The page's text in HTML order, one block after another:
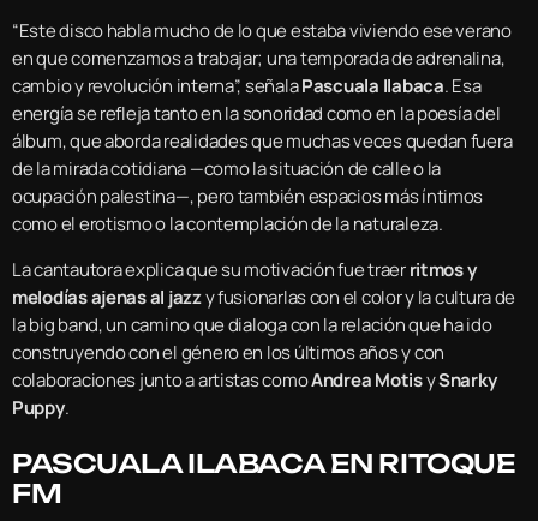
“Este disco habla mucho de lo que estaba viviendo ese verano
en que comenzamos a trabajar; una temporada de adrenalina,
cambio y revolución interna”, señalaPascuala Ilabaca. Esa
energía se refleja tanto en la sonoridad como en la poesía del
álbum, que aborda realidades que muchas veces quedan fuera
de la mirada cotidiana —como la situación de calle o la
ocupación palestina—, pero también espacios más íntimos
como el erotismo o la contemplación de la naturaleza.
La cantautora explica que su motivación fue traerritmos y
melodías ajenas al jazzy fusionarlas con el color y la cultura de
la big band, un camino que dialoga con la relación que ha ido
construyendo con el género en los últimos años y con
colaboraciones junto a artistas comoAndrea MotisySnarky
Puppy.
PASCUALA ILABACA EN RITOQUE
FM